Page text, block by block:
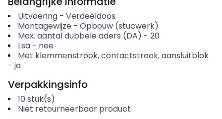
Uitvoering- Verdeeldoos
Montagewijze - Opbouw (stucwerk)
Max. aantal dubbele aders (DA) - 20
Lsa- nee
Met klemmenstrook, contactstrook, aansluitblok
- ja
Verpakkingsinfo
10 stuk(s)
Niet retourneerbaar product